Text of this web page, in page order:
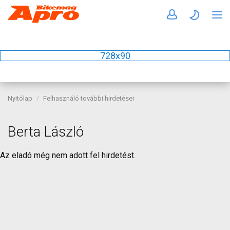
728x90
Nyitólap Felhasználó további hirdetései
Berta László
Az eladó még nem adott fel hirdetést.